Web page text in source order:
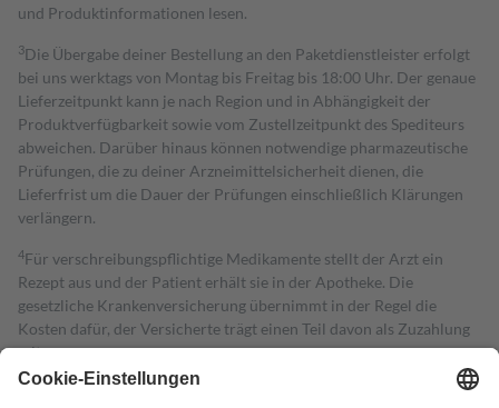
und Produktinformationen lesen.
3Die Übergabe deiner Bestellung an den Paketdienstleister erfolgt
bei uns werktags von Montag bis Freitag bis 18:00 Uhr. Der genaue
Lieferzeitpunkt kann je nach Region und in Abhängigkeit der
Produktverfügbarkeit sowie vom Zustellzeitpunkt des Spediteurs
abweichen. Darüber hinaus können notwendige pharmazeutische
Prüfungen, die zu deiner Arzneimittelsicherheit dienen, die
Lieferfrist um die Dauer der Prüfungen einschließlich Klärungen
verlängern.
4Für verschreibungspflichtige Medikamente stellt der Arzt ein
Rezept aus und der Patient erhält sie in der Apotheke. Die
gesetzliche Krankenversicherung übernimmt in der Regel die
Kosten dafür, der Versicherte trägt einen Teil davon als Zuzahlung
mit.
Grundsätzlich leisten Mitglieder Zuzahlungen in Höhe von zehn